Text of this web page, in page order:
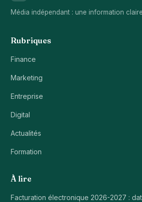
Média indépendant : une information
Rubriques
Finance
Marketing
Entreprise
Digital
Actualités
Formation
À lire
Facturation électronique 2026-2027 :